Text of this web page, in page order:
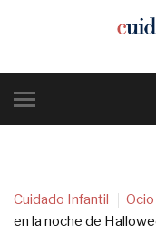
Cuidado Infantil
en la noche de